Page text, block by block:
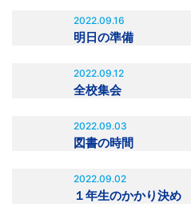
2022.09.16
明日の準備
2022.09.12
全校集会
2022.09.03
図書の時間
2022.09.02
１年生のかかり決め